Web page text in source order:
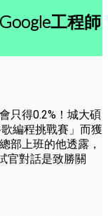
工程師
只得0.2%！城大碩
編程挑戰賽」而獲
部上班的他透露，
官對話是致勝關